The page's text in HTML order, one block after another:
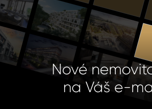
Nové
na Váš e-